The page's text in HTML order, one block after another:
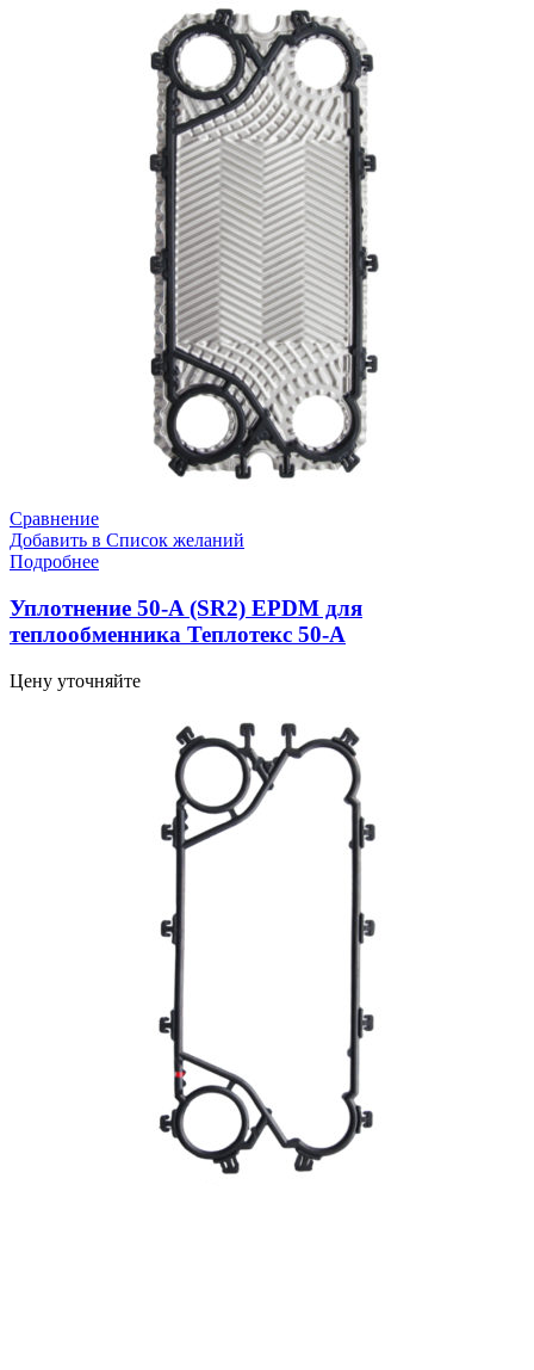
Сравнение
Добавить в Список желаний
Подробнее
Уплотнение 50-A (SR2) EPDM для
теплообменника Теплотекс 50-A
Цену уточняйте